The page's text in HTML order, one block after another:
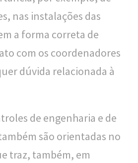
nas instalações das
a forma correta de
com os coordenadores
dúvida relacionada à
de engenharia e de
são orientadas no
traz, também, em